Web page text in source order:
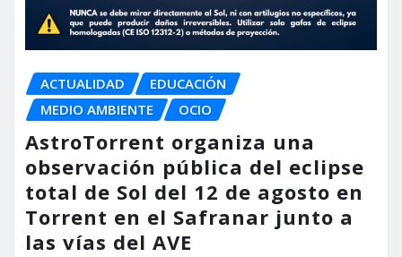
ACTUALIDAD
EDUCACIÓN
MEDIO AMBIENTE
OCIO
AstroTorrent organiza una
observación pública del eclipse
total de Sol del 12 de agosto en
Torrent en el Safranar junto a
las vías del AVE